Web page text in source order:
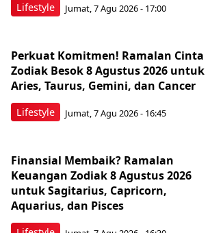
Lifestyle Jumat, 7 Agu 2026 - 17:00
Lifestyle
Perkuat Komitmen! Ramalan Cinta
Zodiak Besok 8 Agustus 2026 untuk
Aries, Taurus, Gemini, dan Cancer
Jumat, 7 Agu 2026 - 16:45
Finansial Membaik? Ramalan
Keuangan Zodiak 8 Agustus 2026
untuk Sagitarius, Capricorn,
Aquarius, dan Pisces